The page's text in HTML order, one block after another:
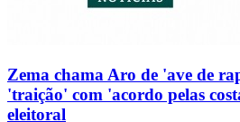
Zema chama Aro de 'ave de
'traição' com 'acordo pelas
eleitoral